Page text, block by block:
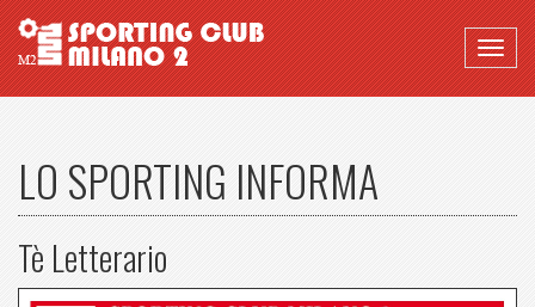
LO SPORTING INFORMA
Tè Letterario